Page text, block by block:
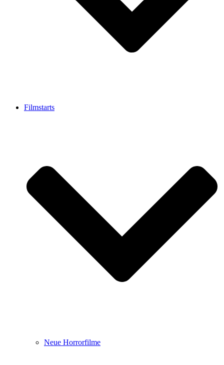
Filmstarts
Neue Horrorfilme